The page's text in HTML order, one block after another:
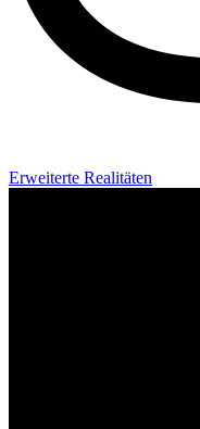
Erweiterte Realitäten